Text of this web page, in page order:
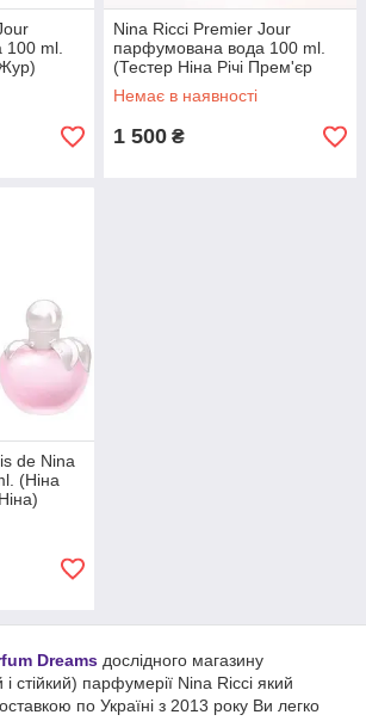
ml.
Nina Ricci Premier Jour
парфумована вода 100 ml.
(Тестер Ніна Річі Прем'єр
Жур)
Немає в наявності
1 500 ₴
de Nina
(Ніна
Dreams дослідного магазину
і стійкий) парфумерії Nina Ricci який
по Україні з 2013 року Ви легко